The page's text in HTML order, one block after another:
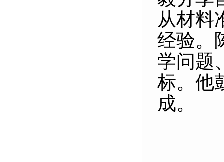
从材料
经验。
学问题
标。他
成。